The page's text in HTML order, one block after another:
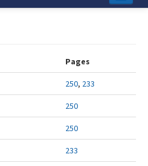
Pages
250, 233
250
250
233